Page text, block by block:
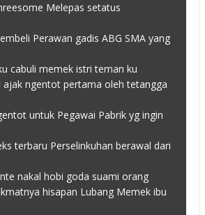
Melepas setatus
Perawan gadis ABG SMA yang
cabuli memek istri teman ku
ajak ngentot pertama oleh tetangga
untuk Pegawai Pabrik yg ingin
terbaru Perselinkuhan berawal dari
nakal hobi goda suami orang
hisapan Lubang Memek ibu